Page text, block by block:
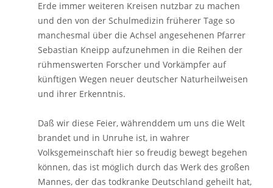
Erde immer weiteren Kreisen nutzbar zu machen
und den von der Schulmedizin früherer Tage so
manchesmal über die Achsel angesehenen Pfarrer
Sebastian Kneipp aufzunehmen in die Reihen der
rühmenswerten Forscher und Vorkämpfer auf
künftigen Wegen neuer deutscher Naturheilweisen
und ihrer Erkenntnis.
Daß wir diese Feier, währenddem um uns die Welt
brandet und in Unruhe ist, in wahrer
Volksgemeinschaft hier so freudig bewegt begehen
können, das ist möglich durch das Werk des großen
Mannes, der das todkranke Deutschland geheilt hat,